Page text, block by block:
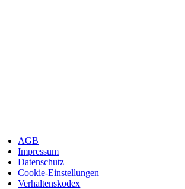
AGB
Impressum
Datenschutz
Cookie-Einstellungen
Verhaltenskodex